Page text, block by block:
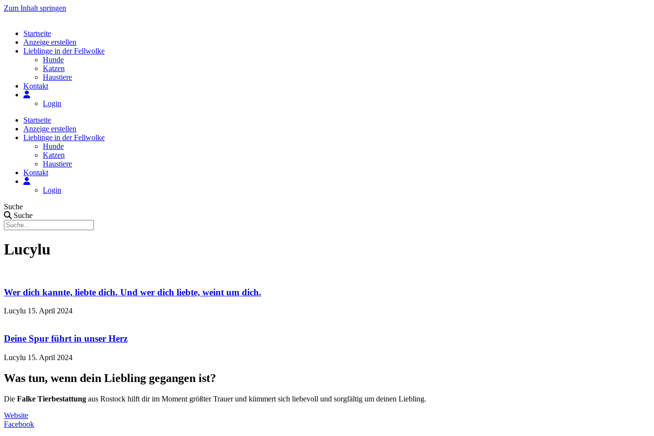
Zum Inhalt springen
Startseite
Anzeige erstellen
Lieblinge in der Fellwolke
Hunde
Katzen
Haustiere
Kontakt
Login
Startseite
Anzeige erstellen
Lieblinge in der Fellwolke
Hunde
Katzen
Haustiere
Kontakt
Login
Suche
Suche
Lucylu
Wer dich kannte, liebte dich. Und wer dich liebte, weint um dich.
Lucylu 15. April 2024
Deine Spur führt in unser Herz
Lucylu 15. April 2024
Was tun, wenn dein Liebling gegangen ist?
Die Falke Tierbestattung aus Rostock hilft dir im Moment größter Trauer und kümmert sich liebevoll und sorgfältig um deinen Liebling.
Website
Facebook